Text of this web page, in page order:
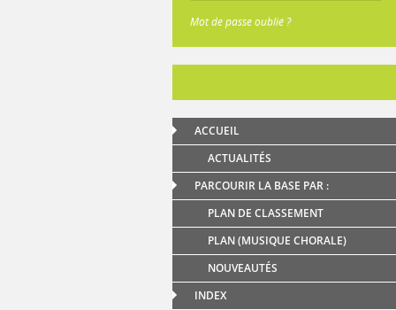
Mot de passe oublié ?
ACCUEIL
ACTUALITÉS
PARCOURIR LA BASE PAR :
PLAN DE CLASSEMENT
PLAN (MUSIQUE CHORALE)
NOUVEAUTÉS
INDEX